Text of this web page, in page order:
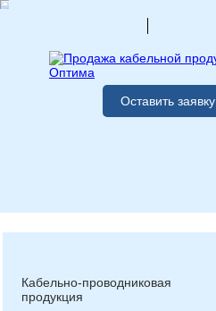
Оставить заявку
Кабельно-проводниковая
продукция